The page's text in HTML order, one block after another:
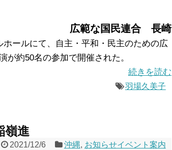
広範な国民連合 長崎
ールにて、自主・平和・民主のための広
が約50名の参加で開催された。
続きを読む
羽場久美子
嶺進
2021/12/6 沖縄, お知らせイベント案内